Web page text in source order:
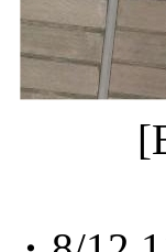
[E]